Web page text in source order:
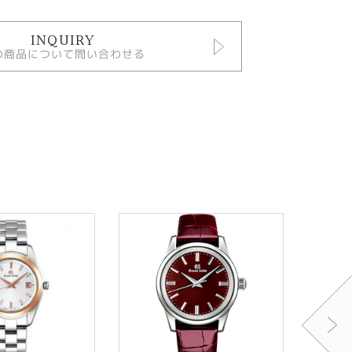
INQUIRY
商品について問い合わせる